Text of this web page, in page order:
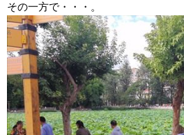
その一方で・・・。